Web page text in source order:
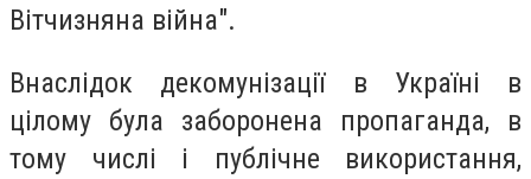
Вітчизняна війна".
Внаслідок декомунізації в Україні в
цілому була заборонена пропаганда, в
тому числі і публічне використання,